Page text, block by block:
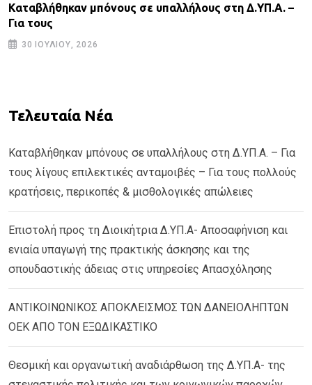
Καταβλήθηκαν μπόνους σε υπαλλήλους στη Δ.ΥΠ.Α. –
Για τους
30 ΙΟΥΛΊΟΥ, 2026
Τελευταία Νέα
Καταβλήθηκαν μπόνους σε υπαλλήλους στη Δ.ΥΠ.Α. – Για
τους λίγους επιλεκτικές ανταμοιβές – Για τους πολλούς
κρατήσεις, περικοπές & μισθολογικές απώλειες
Επιστολή προς τη Διοικήτρια Δ.ΥΠ.Α- Αποσαφήνιση και
ενιαία υπαγωγή της πρακτικής άσκησης και της
σπουδαστικής άδειας στις υπηρεσίες Απασχόλησης
ΑΝΤΙΚΟΙΝΩΝΙΚΟΣ ΑΠΟΚΛΕΙΣΜΟΣ ΤΩΝ ΔΑΝΕΙΟΛΗΠΤΩΝ
ΟΕΚ ΑΠΟ ΤΟΝ ΕΞΩΔΙΚΑΣΤΙΚΟ
Θεσμική και οργανωτική αναδιάρθωση της Δ.ΥΠ.Α- της